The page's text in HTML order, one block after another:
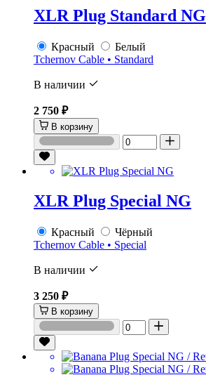
XLR Plug Standard NG
Красный
Белый
Tchernov Cable • Standard
В наличии
2 750 ₽
В корзину
XLR Plug Special NG
Красный
Чёрный
Tchernov Cable • Special
В наличии
3 250 ₽
В корзину